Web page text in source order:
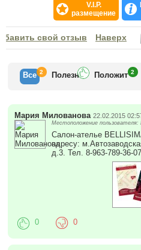
V.I.P.
размещение
Отзывысвой отзыв Наверх
Все 2 Полезн Положит 2
Мария Милованова 22.02.2015
Местоположение пользователя:
Салон-ателье
адресу:
д.3. Тел. 8-963-789-36-
0 0